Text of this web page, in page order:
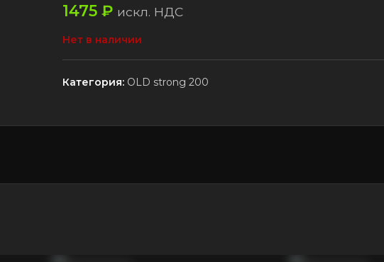
1475 ₽ искл. НДС
Нет в наличии
Категория: OLD strong 200